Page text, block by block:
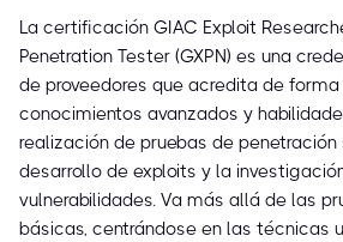
La certificación GIAC Exploit
Penetration Tester (GXPN) es una
de proveedores que acredita de forma
conocimientos avanzados y
realización de pruebas de
desarrollo de exploits y la
vulnerabilidades. Va más allá de las
básicas, centrándose en las técnicas